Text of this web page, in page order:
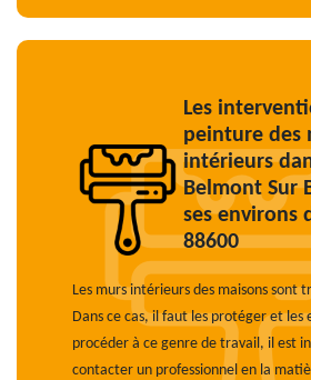
Les
peinture des
intérieurs
Belmont Sur
ses environs
88600
Les murs intérieurs des maisons sont
Dans ce cas, il faut les protéger et les
procéder à ce genre de travail, il est
contacter un professionnel en la